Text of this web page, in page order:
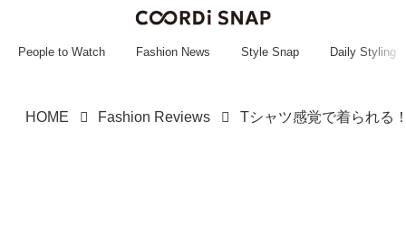
~~~~~~~~~~~
People to Watch Fashion News Style Snap Daily Styling
HOME Fashion Reviews